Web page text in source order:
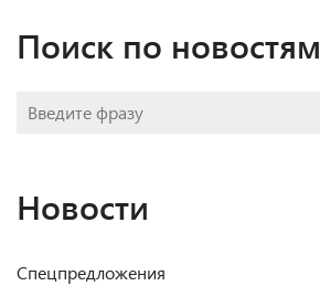
Поиск по новостям
Новости
Спецпредложения